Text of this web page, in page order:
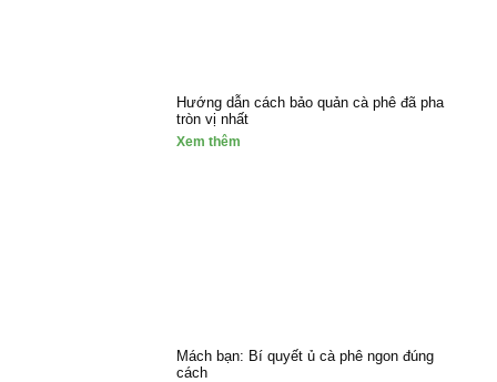
Hướng dẫn cách bảo quản cà phê đã pha
tròn vị nhất
Xem thêm
Mách bạn: Bí quyết ủ cà phê ngon đúng
cách